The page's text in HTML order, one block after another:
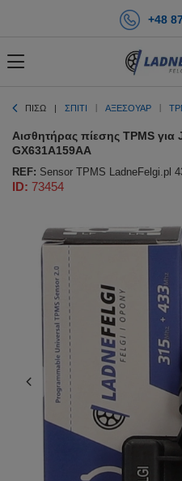
+48
ΠΊΣΩ ΣΠΊΤΙ ΑΞΕΣΟΥΑΡ
Αισθητήρας πίεσης TPMS
GX631A159AA
REF: Sensor TPMS LadneFelgi.pl
ID: 73454